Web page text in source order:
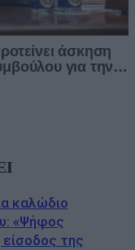
καλώδιο
«Ψήφος
της